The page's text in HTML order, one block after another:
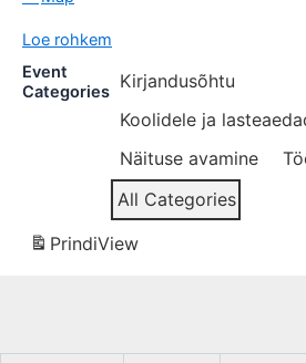
Loe rohkem
Event
Categories Kirjandusõhtu
Koolidele ja
Näituse avamine
All Categories
PrindiView